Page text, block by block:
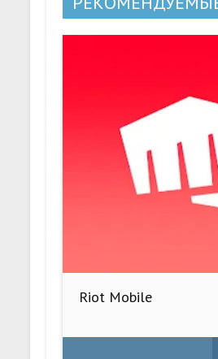
Riot Mobile